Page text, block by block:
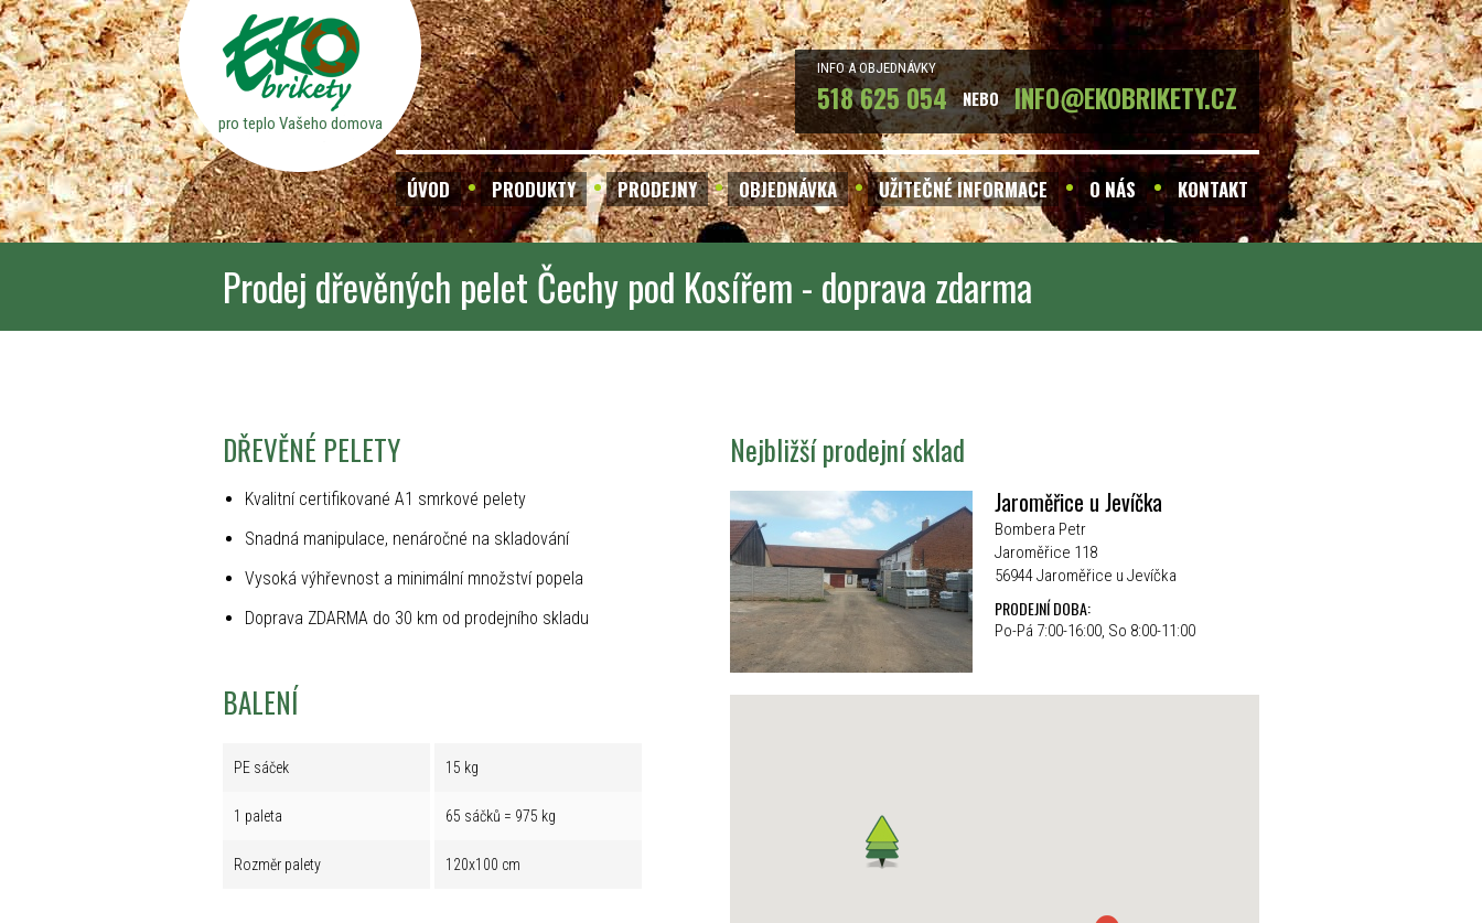
pro teplo Vašeho domova
INFO A OBJEDNÁVKY
518 625 054 NEBO INFO@EKOBRIKETY.CZ
ÚVOD PRODUKTY PRODEJNY OBJEDNÁVKA UŽITEČNÉ INFORMACE O NÁS KONTAKT
Prodej dřevěných pelet Čechy pod Kosířem - doprava zdarma
DŘEVĚNÉ PELETY
Kvalitní certifikované A1 smrkové pelety
Snadná manipulace, nenáročné na skladování
Vysoká výhřevnost a minimální množství popela
Doprava ZDARMA do 30 km od prodejního skladu
BALENÍ
PE sáček 15 kg
1 paleta 65 sáčků = 975 kg
Rozměr palety 120x100 cm
Nejbližší prodejní sklad
Jaroměřice u Jevíčka
Bombera Petr
Jaroměřice 118
56944 Jaroměřice u Jevíčka
PRODEJNÍ DOBA:
Po-Pá 7:00-16:00, So 8:00-11:00